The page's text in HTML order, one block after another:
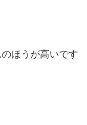
ほうが高いです